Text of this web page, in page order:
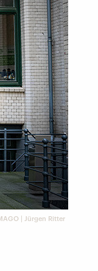
| Jürgen Ritter